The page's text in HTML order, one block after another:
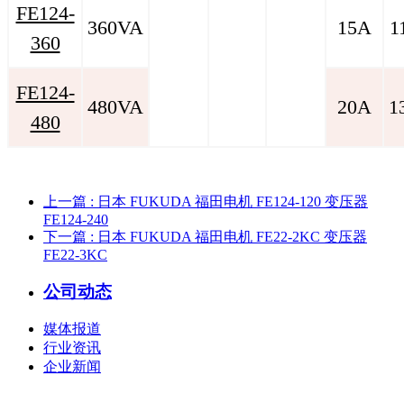
FE124-
360
360VA 15A
FE124-
480
480VA 20A
上一篇 : 日本 FUKUDA 福田电机 FE124-120 变压器
FE124-240
下一篇 : 日本 FUKUDA 福田电机 FE22-2KC 变压器
FE22-3KC
公司动态
媒体报道
行业资讯
企业新闻